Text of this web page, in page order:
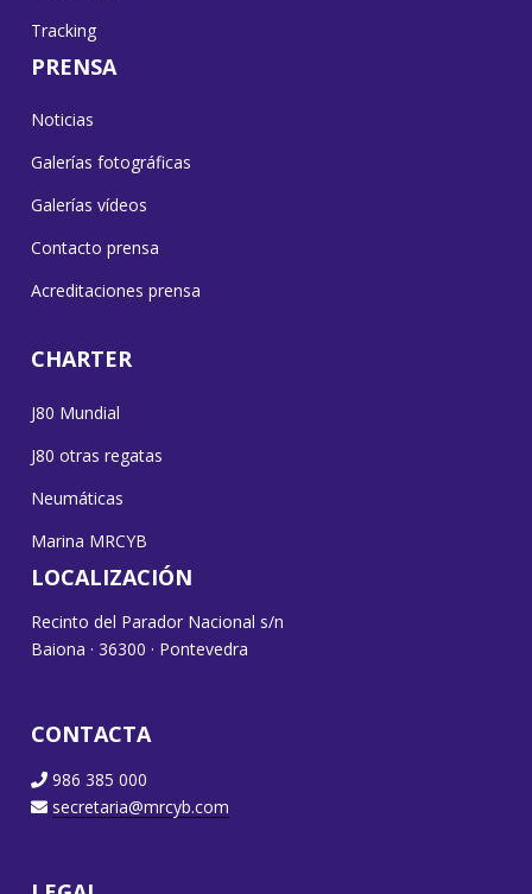
Tracking
PRENSA
Noticias
Galerías fotográficas
Galerías vídeos
Contacto prensa
Acreditaciones prensa
CHARTER
J80 Mundial
J80 otras regatas
Neumáticas
Marina MRCYB
LOCALIZACIÓN
Recinto del Parador Nacional s/n
Baiona · 36300 · Pontevedra
CONTACTA
986 385 000
secretaria@mrcyb.com